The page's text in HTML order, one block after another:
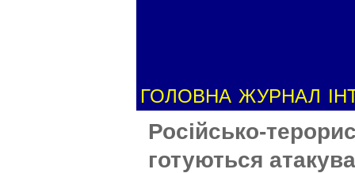
ГОЛОВНА ЖУРНАЛ
Російсько-
готуються